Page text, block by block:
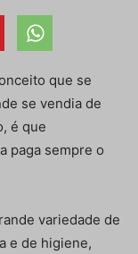
que se
se vendia de
é que
paga sempre o
variedade de
e de higiene,